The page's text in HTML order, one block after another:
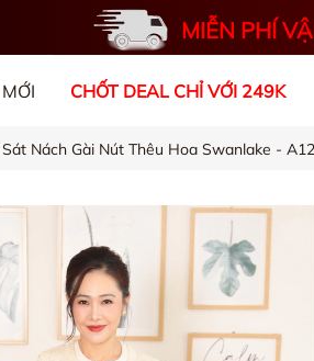
MIỄN PHÍ
CHỐT DEAL CHỈ VỚI 249K
Nách Gài Nút Thêu Hoa Swanlake -